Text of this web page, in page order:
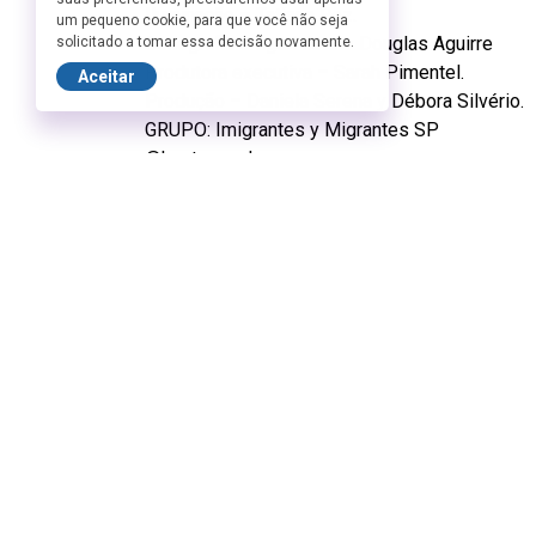
Iluminação – Tatiana Roz.
Cenografia e figurinista – Douglas Aguirre
Produtora executiva – Sarah Pimentel.
Produção – Daniela Serena y Débora Silvério.
GRUPO: Imigrantes y Migrantes SP
@knotss.nudos.nos
um pequeno cookie, para que você não seja
solicitado a tomar essa decisão novamente.
Aceitar